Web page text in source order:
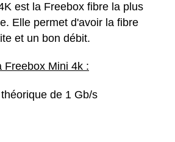
est la Freebox fibre la plus
Elle permet d'avoir la fibre
et un bon débit.
Freebox Mini 4k :
de 1 Gb/s